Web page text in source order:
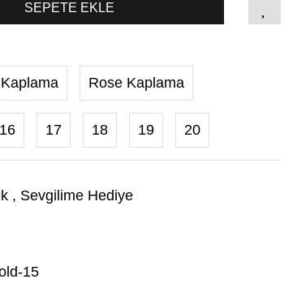
SEPETE EKLE
Rose Kaplama
16 17 18 19 20
, Sevgilime Hediye
15